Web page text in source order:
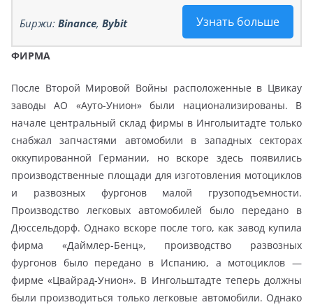
Узнать больше
Биржи: Binance, Bybit
ФИРМА
После Второй Мировой Войны расположенные в Цвикау
заводы АО «Ауто-Унион» были национализированы. В
начале центральный склад фирмы в Инголыитадте только
снабжал запчастями автомобили в западных секторах
оккупированной Германии, но вскоре здесь появились
производственные площади для изготовления мотоциклов
и развозных фургонов малой грузоподъемности.
Производство легковых автомобилей было передано в
Дюссельдорф. Однако вскоре после того, как завод купила
фирма «Даймлер-Бенц», производство развозных
фургонов было передано в Испанию, а мотоциклов —
фирме «Цвайрад-Унион». В Ингольштадте теперь должны
были производиться только легковые автомобили. Однако